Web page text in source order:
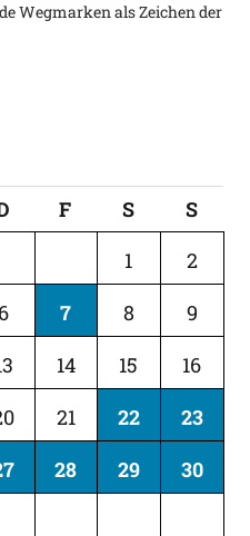
Wegmarken als Zeichen der
F S
S
1
2
6 7 8
9
14 15
16
21 22
23
28 29
30